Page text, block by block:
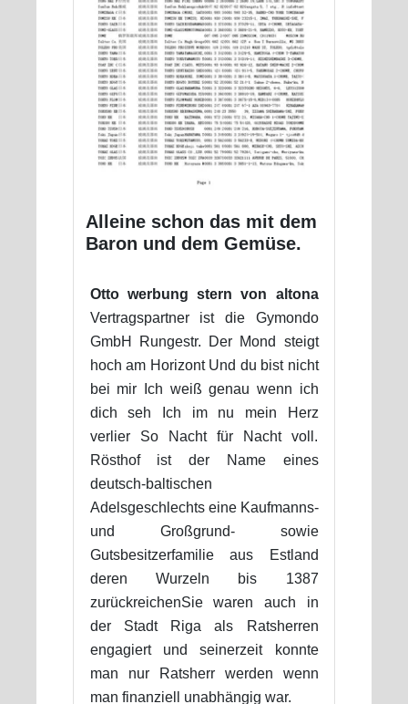
Alleine schon das mit dem
Baron und dem Gemüse.
Otto werbung stern von altona
Vertragspartner ist die Gymondo
GmbH Rungestr. Der Mond steigt
hoch am Horizont Und du bist nicht
bei mir Ich weiß genau wenn ich
dich seh Ich im nu mein Herz
verlier So Nacht für Nacht voll.
Rösthof ist der Name eines
deutsch-baltischen
Adelsgeschlechts eine Kaufmanns-
und Großgrund- sowie
Gutsbesitzerfamilie aus Estland
deren Wurzeln bis 1387
zurückreichenSie waren auch in
der Stadt Riga als Ratsherren
engagiert und seinerzeit konnte
man nur Ratsherr werden wenn
man finanziell unabhängig war.